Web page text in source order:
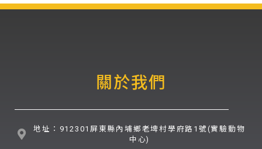
關於我們
地址：912301屏東縣內埔鄉老埤村學府路1號(實驗動物
中心)